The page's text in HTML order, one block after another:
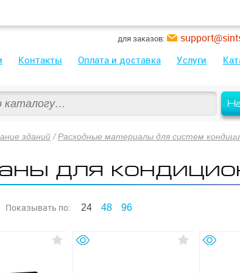
Контакты Оплата и доставка Услуги
для заказов:
зданий /Расходные материалы для систем
для
Показывать по: 24 48 96